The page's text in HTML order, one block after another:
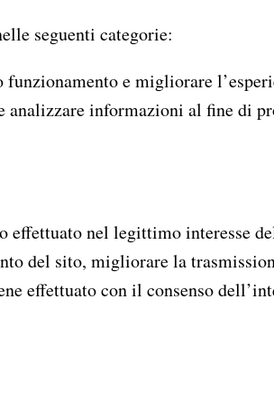
seguenti categorie:
e migliorare
analizzare informazioni al fine di
effettuato nel legittimo interesse
del sito, migliorare la
effettuato con il consenso